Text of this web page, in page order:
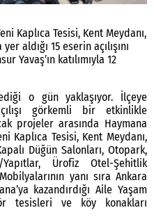
Kaplıca Tesisi, Kent Meydanı,
aldığı 15 eserin açılışını
Yavaş’ın katılımıyla 12
o gün yaklaşıyor. İlçeye
görkemli bir etkinlikle
projeler arasında Haymana
Kaplıca Tesisi, Kent Meydanı,
Düğün Salonları, Otopark,
Ürofiz Otel-Şehitlik
yanı sıra Ankara
kazandırdığı Aile Yaşam
tesisleri ve köy konakları